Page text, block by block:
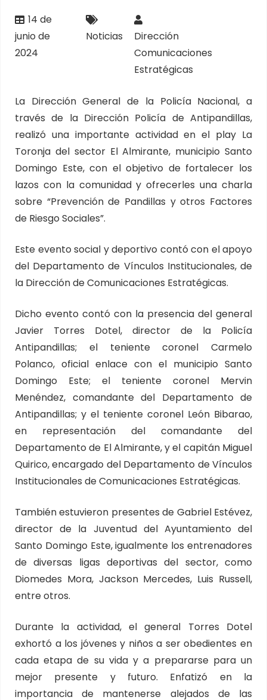
14 de
junio de
2024
Noticias
Dirección
Comunicaciones
Estratégicas
La Dirección General de la Policía Nacional, a
través de la Dirección Policía de Antipandillas,
realizó una importante actividad en el play La
Toronja del sector El Almirante, municipio Santo
Domingo Este, con el objetivo de fortalecer los
lazos con la comunidad y ofrecerles una charla
sobre “Prevención de Pandillas y otros Factores
de Riesgo Sociales”.
Este evento social y deportivo contó con el apoyo
del Departamento de Vínculos Institucionales, de
la Dirección de Comunicaciones Estratégicas.
Dicho evento contó con la presencia del general
Javier Torres Dotel, director de la Policía
Antipandillas; el teniente coronel Carmelo
Polanco, oficial enlace con el municipio Santo
Domingo Este; el teniente coronel Mervin
Menéndez, comandante del Departamento de
Antipandillas; y el teniente coronel León Bibarao,
en representación del comandante del
Departamento de El Almirante, y el capitán Miguel
Quirico, encargado del Departamento de Vínculos
Institucionales de Comunicaciones Estratégicas.
También estuvieron presentes de Gabriel Estévez,
director de la Juventud del Ayuntamiento del
Santo Domingo Este, igualmente los entrenadores
de diversas ligas deportivas del sector, como
Diomedes Mora, Jackson Mercedes, Luis Russell,
entre otros.
Durante la actividad, el general Torres Dotel
exhortó a los jóvenes y niños a ser obedientes en
cada etapa de su vida y a prepararse para un
mejor presente y futuro. Enfatizó en la
importancia de mantenerse alejados de las